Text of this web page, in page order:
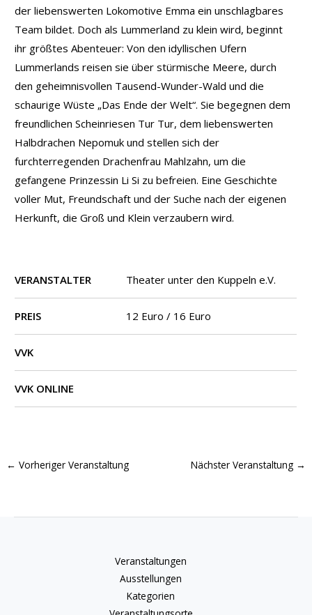
der liebenswerten Lokomotive Emma ein unschlagbares
Team bildet. Doch als Lummerland zu klein wird, beginnt
ihr größtes Abenteuer: Von den idyllischen Ufern
Lummerlands reisen sie über stürmische Meere, durch
den geheimnisvollen Tausend-Wunder-Wald und die
schaurige Wüste „Das Ende der Welt“. Sie begegnen dem
freundlichen Scheinriesen Tur Tur, dem liebenswerten
Halbdrachen Nepomuk und stellen sich der
furchterregenden Drachenfrau Mahlzahn, um die
gefangene Prinzessin Li Si zu befreien. Eine Geschichte
voller Mut, Freundschaft und der Suche nach der eigenen
Herkunft, die Groß und Klein verzaubern wird.
VERANSTALTER Theater unter den Kuppeln e.V.
PREIS 12 Euro / 16 Euro
VVK
VVK ONLINE
← Vorheriger Veranstaltung Nächster Veranstaltung →
Veranstaltungen
Ausstellungen
Kategorien